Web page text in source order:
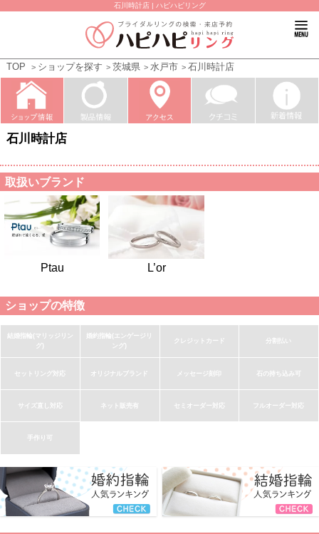
石川時計店 | ハピハピリング
TOP ショップを探す 茨城県 水戸市 石川時計店
石川時計店
取扱いブランド
Ptau L’or
ショップの特徴
結婚指輪(マリッジリン
グ)
婚約指輪(エンゲージリ
ング)
クレジットカード 分割払い
セットリング対応 オリジナルブランド メッセージ刻印 石の持ち込み可
サイズ直し対応 ネット販売有 セミオーダー対応 フルオーダー対応
手作り可